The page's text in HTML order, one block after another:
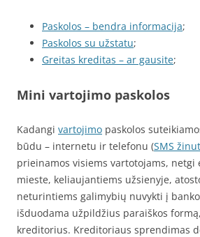
Paskolos – bendra informacija;
Paskolos su užstatu;
Greitas kreditas – ar gausite;
Mini vartojimo paskolos
Kadangi vartojimo paskolos
būdu – internetu ir telefonu (SMS
prieinamos visiems vartotojams, netgi
mieste, keliaujantiems užsienyje,
neturintiems galimybių nuvykti į
išduodama užpildžius paraiškos
kreditorius. Kreditoriaus sprendimas